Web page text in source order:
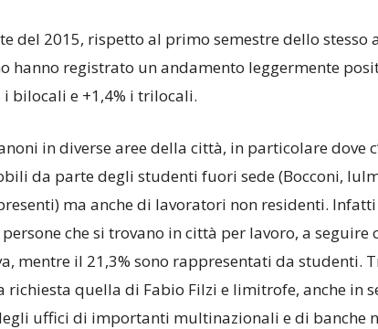
del 2015, rispetto al primo semestre dello stesso
hanno registrato un andamento leggermente
i bilocali e +1,4% i trilocali.
in diverse aree della città, in particolare dove
da parte degli studenti fuori sede (Bocconi,
ma anche di lavoratori non residenti.
che si trovano in città per lavoro, a seguire
mentre il 21,3% sono rappresentati da studenti.
richiesta quella di Fabio Filzi e limitrofe, anche in
uffici di importanti multinazionali e di banche